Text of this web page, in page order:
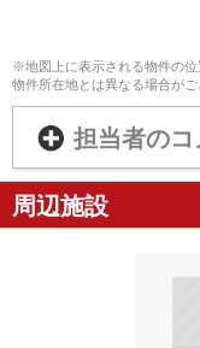
※地図上に表示される物件の
物件所在地とは異なる場合がご
担当者のコ
周辺施設